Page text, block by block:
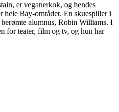
er veganerkok, og hendes
hele Bay-området. En skuespiller i
alumnus, Robin Williams. I
for teater, film og tv, og hun har